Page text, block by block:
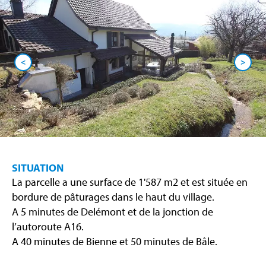
< >
SITUATION
La parcelle a une surface de 1'587 m2 et est située en
bordure de pâturages dans le haut du village.
A 5 minutes de Delémont et de la jonction de
l’autoroute A16.
A 40 minutes de Bienne et 50 minutes de Bâle.